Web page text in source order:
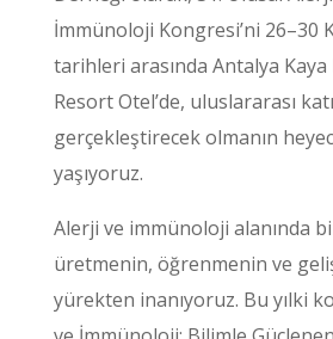
İmmünoloji Kongresi’ni 26–30
tarihleri arasında Antalya Kaya
Resort Otel’de, uluslararası
gerçekleştirecek olmanın
yaşıyoruz.
Alerji ve immünoloji alanında
üretmenin, öğrenmenin ve
yürekten inanıyoruz. Bu yılki